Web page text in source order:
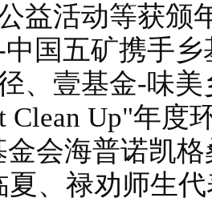
益活动等获颁
国五矿携手
、壹基金-味
Clean Up"年
金会海普诺凯
夏、禄劝师生